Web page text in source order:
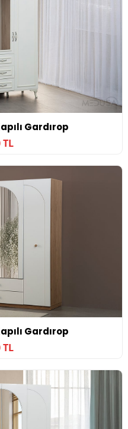
Gardırop
TL
Gardırop
TL